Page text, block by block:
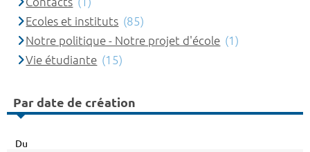
Ecoles et instituts (85)
Notre politique - Notre projet d'école (1)
Vie étudiante (15)
Par date de création
Du